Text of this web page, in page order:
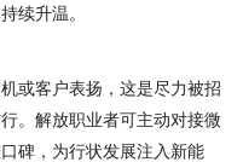
续升温。
或客户表扬，这是尽力被招
。解放职业者可主动对接微
碑，为行状发展注入新能